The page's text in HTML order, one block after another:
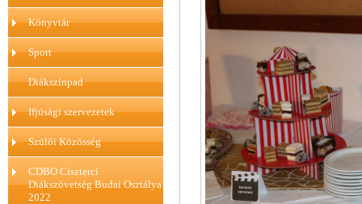
Könyvtár
Sport
Diákszínpad
Ifjúsági szervezetek
Szülői Közösség
CDBO Ciszterci
Diákszövetség Budai Osztálya
2022